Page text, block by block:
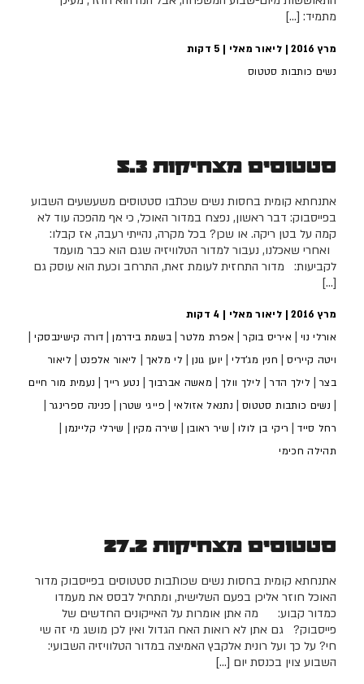
מתמיד: […]
מרץ 2016 | ליאור מאלי | 5 דקות
נשים כותבות סטטוס
סטטוסים מצחיקות 5.3
אתנחתא קומית בחסות נשים שכתבו סטטוסים משעשעים השבוע
בפייסבוק: דבר ראשון, נפצח במדור האוכל, כי אף מהפכה עוד לא
קמה על בטן ריקה. או שכן? בכל מקרה, נהייתי רעבה, אז קבלו:
ואחרי שאכלנו, נעבור למדור הטלוויזיה שגם הוא כבר מועמד
לקביעות: מדור התחזית לעומת זאת, התרחב וכעת הוא עוסק גם
[…]
מרץ 2016 | ליאור מאלי | 4 דקות
אורלי נוי | איריס בוקר| אפרת מלטר| בשמת בידרמן| דורה קישינבסקי|
ויטה קייריס| חנין מג'דלי| יוען גונן| לי מלאך | ליאור אלפנט | ליאור
בצר | לילך הדר| לילך וולך| מאשה אברבוך| נטע רייך| נעמית מור חיים
| נשים כותבות סטטוס| נתנאל אזולאי | פייגי שטרן| פנינה ספרינגר |
רחל סייד| ריקי בן לולו| שיר ראובן | שירה מקין | שירלי קליינמן|
תהילה חכימי
סטטוסים מצחיקות 27.2
אתנחתא קומית בחסות נשים שכותבות סטטוסים בפייסבוק מדור
האוכל חוזר אליכן בפעם השלישית, ומתחיל לבסס את מעמדו
כמדור קבוע: מה אתן אומרות על האייקונים החדשים של
פייסבוק? גם אתן לא רואות האח הגדול ואין לכן מושג מי זה שי
חי? על כך ועל רונית אלקבץ האמיצה במדור הטלוויזיה השבועי:
השבוע צוין בכנסת יום […]